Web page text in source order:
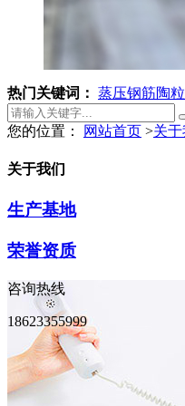
热门关键词： 蒸压钢筋陶
您的位置： 网站首页 >关
关于我们
生产基地
荣誉资质
咨询热线
18623355999